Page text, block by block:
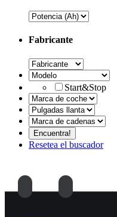
Fabricante
Start&Stop
Resetea el buscador